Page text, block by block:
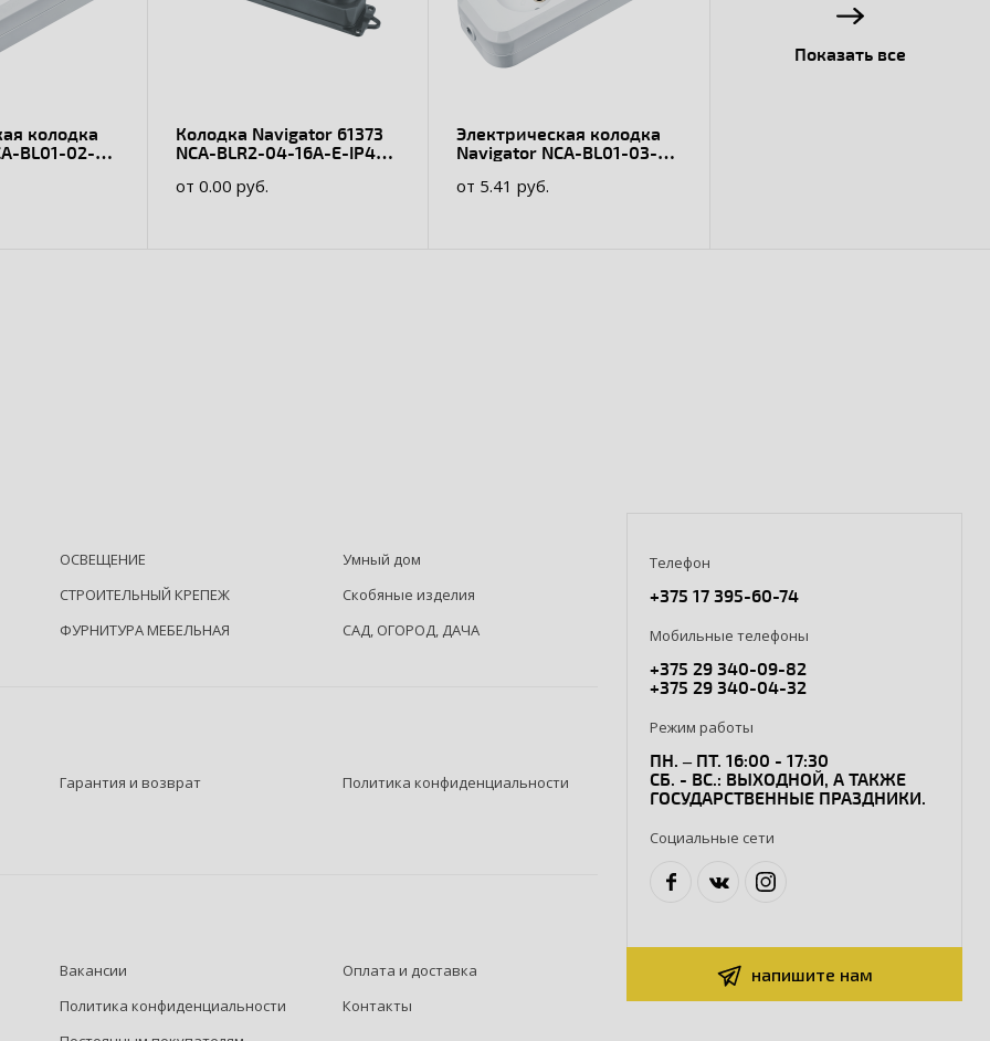
колодка
BL01-02-X-
Колодка Navigator 61373
NCA-BLR2-04-16A-E-IP44-
от 0.00 руб.
Электрическая колодка
Navigator NCA-BL01-03-X-
от 5.41 руб.
Показать все
ОСВЕЩЕНИЕ
Умный дом
СТРОИТЕЛЬНЫЙ КРЕПЕЖ
Скобяные изделия
ФУРНИТУРА МЕБЕЛЬНАЯ САД, ОГОРОД, ДАЧА
Гарантия и возврат
Политика конфиденциальности
Вакансии
Оплата и доставка
Политика конфиденциальности
Контакты
Телефон
+375 17 395-60-74
Мобильные телефоны
+375 29 340-09-82
+375 29 340-04-32
Режим работы
ПН. – ПТ. 16:00 - 17:30
СБ. - ВС.: ВЫХОДНОЙ, А ТАКЖЕ
ГОСУДАРСТВЕННЫЕ ПРАЗДНИКИ.
Социальные сети
напишите нам